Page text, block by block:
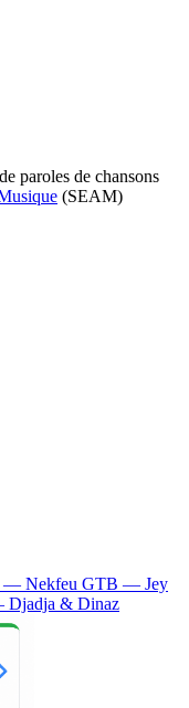
paroles de chansons
(SEAM)
— Nekfeu GTB — Jey
Djadja & Dinaz